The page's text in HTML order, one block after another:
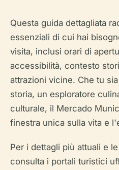
Questa guida dettagliata
essenziali di cui hai
visita, inclusi orari di
accessibilità, contesto
attrazioni vicine. Che tu
storia, un esploratore
culturale, il Mercado
finestra unica sulla vita e
Per i dettagli più attuali e
consulta i portali turistici